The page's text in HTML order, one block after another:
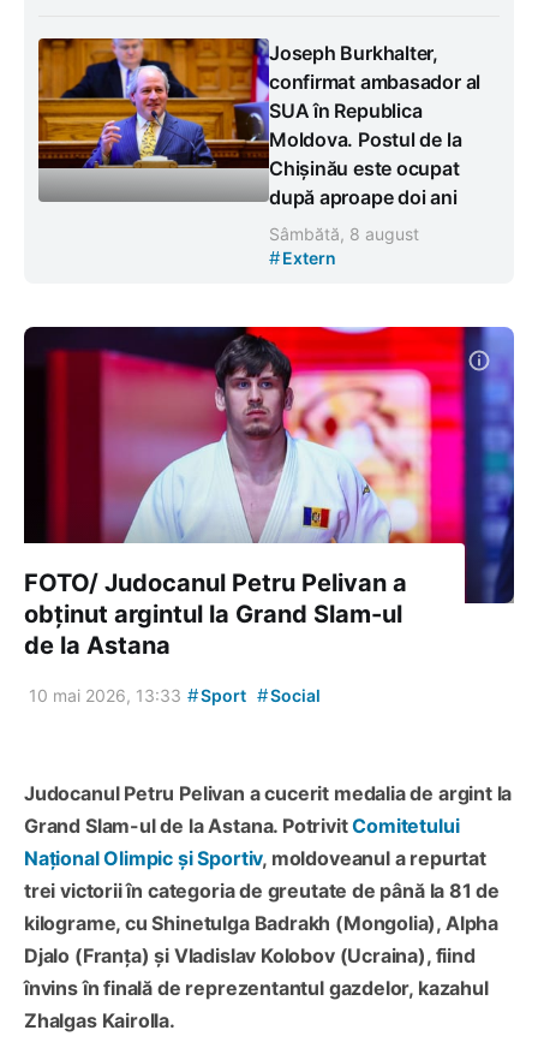
Joseph Burkhalter,
confirmat ambasador al
SUA în Republica
Moldova. Postul de la
Chișinău este ocupat
după aproape doi ani
Sâmbătă, 8 august
#Extern
FOTO/ Judocanul Petru Pelivan a
obținut argintul la Grand Slam-ul
de la Astana
10 mai 2026, 13:33 #Sport #Social
Judocanul Petru Pelivan a cucerit medalia de argint la
Grand Slam-ul de la Astana. PotrivitComitetului
Național Olimpic și Sportiv, moldoveanul a repurtat
trei victorii în categoria de greutate de până la 81 de
kilograme, cu Shinetulga Badrakh (Mongolia), Alpha
Djalo (Franța) și Vladislav Kolobov (Ucraina), fiind
învins în finală de reprezentantul gazdelor, kazahul
Zhalgas Kairolla.